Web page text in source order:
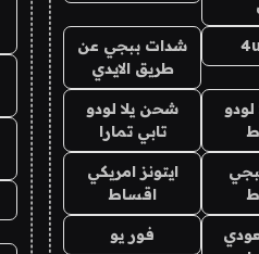
شدات ببجي عن
طريق الايدي
شحن يلا لودو
تابي تمارا
ايتونز امريكي
اقساط
فور يو